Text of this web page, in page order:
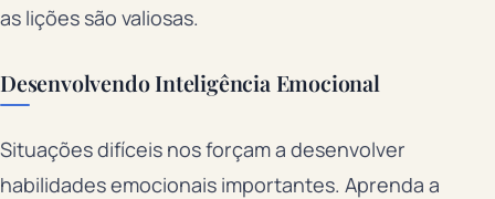
as lições são valiosas.
Desenvolvendo Inteligência Emocional
Situações difíceis nos forçam a desenvolver
habilidades emocionais importantes. Aprenda a